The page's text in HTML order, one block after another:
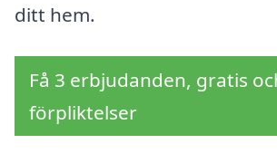
ditt hem.
Få 3 erbjudanden, gratis
förpliktelser